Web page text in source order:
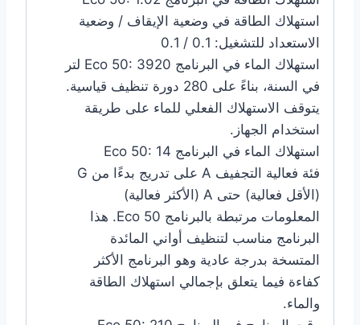
استهلاك الطاقة في وضعية الإيقاف / وضعية
الاستعداد للتشغيل: 0.1 / 0.1
استهلاك الماء في البرنامج Eco 50: 3920 لتر
في السنة، بناءً على 280 دورة تنظيف قياسية.
يتوقف الاستهلاك الفعلي للماء على طريقة
استخدام الجهاز.
استهلاك الماء في البرنامج Eco 50: 14
فئة فعالية التجفيف A على تدريج بدءًا من G
(الأقل فعالية) حتى A (الأكثر فعالية)
المعلومات مرتبطة بالبرنامج ​Eco 50. هذا
البرنامج مناسب لتنظيف أواني المائدة
المتسخة بدرجة عادية وهو البرنامج الأكثر
كفاءة فيما يتعلق بإجمالي استهلاك الطاقة
والماء.